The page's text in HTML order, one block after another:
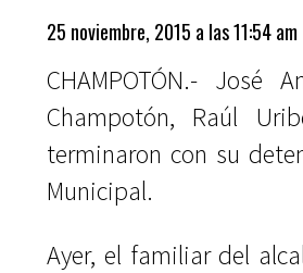
25 noviembre, 2015 a las 11:54 am
CHAMPOTÓN.-
Champotón, Raúl
terminaron con su
Municipal.
Ayer, el familiar del